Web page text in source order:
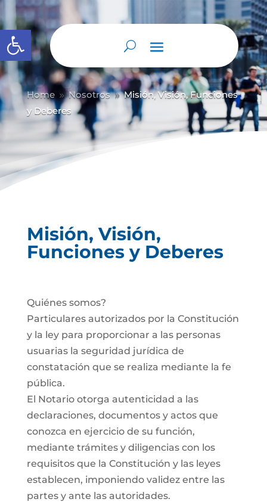
Abrir barra de herramientas
Home 9 Nosotros 9 Misión, Visión, Funciones
y Deberes
Misión, Visión,
Funciones y Deberes
Quiénes somos?
Particulares autorizados por la Constitución
y la ley para proporcionar a las personas
usuarias la seguridad jurídica de
constatación que se realiza mediante la fe
pública.
El Notario otorga autenticidad a las
declaraciones, documentos y actos que
conozca en ejercicio de su función,
mediante trámites y diligencias con los
requisitos que la Constitución y las leyes
establecen, imponiendo validez entre las
partes y ante las autoridades.